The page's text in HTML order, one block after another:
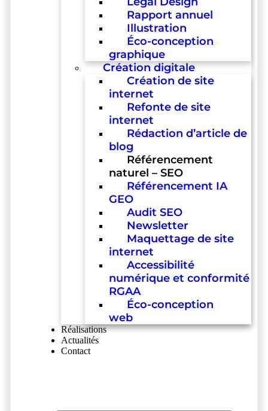
Rapport annuel
Illustration
Éco-conception
graphique
Création digitale
Création de site
internet
Refonte de site
internet
Rédaction d’article de
blog
Référencement
naturel – SEO
Référencement IA
GEO
Audit SEO
Newsletter
Maquettage de site
internet
Accessibilité
numérique et conformité
RGAA
Éco-conception
web
Réalisations
Actualités
Contact